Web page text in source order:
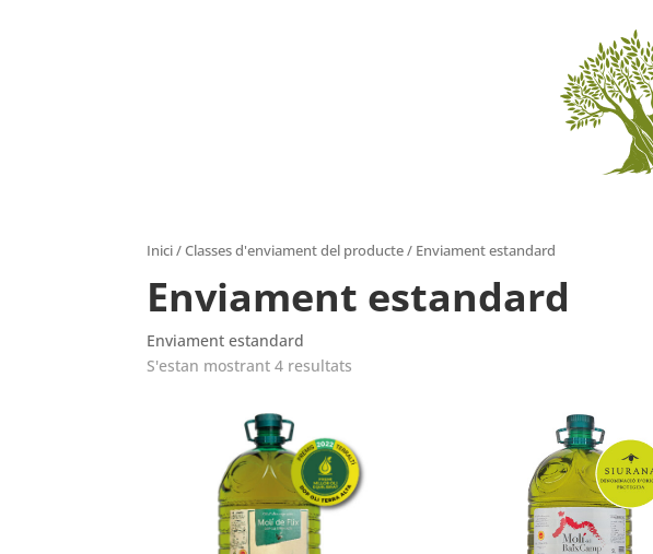
Inici/ Classes d'enviament del producte / Enviament estandard
Enviament estandard
Enviament estandard
S'estan mostrant 4 resultats